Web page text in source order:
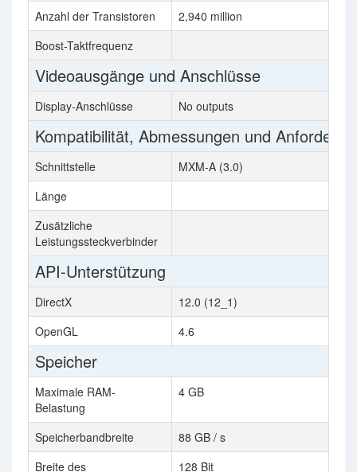
Anzahl der Transistoren 2,940 million
Boost-Taktfrequenz
Videoausgänge und Anschlüsse
Display-Anschlüsse No outputs
Kompatibilität, Abmessungen und
Schnittstelle MXM-A (3.0)
Länge
Zusätzliche
Leistungssteckverbinder
API-Unterstützung
DirectX 12.0 (12_1)
OpenGL
4.6
Speicher
Maximale RAM-
Belastung
4 GB
Speicherbandbreite 88 GB / s
Breite des
128 Bit